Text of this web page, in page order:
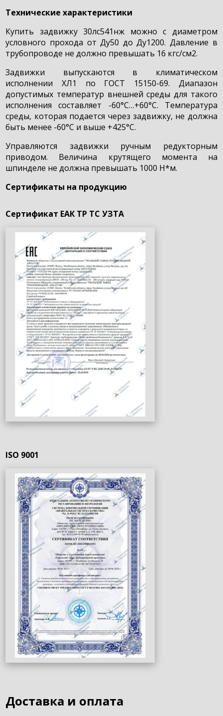
Технические характеристики
Купить задвижку 30лс541нж можно с диаметром
условного прохода от Ду50 до Ду1200. Давление в
трубопроводе не должно превышать 16 кгс/см2.
Задвижки выпускаются в климатическом
исполнении ХЛ1 по ГОСТ 15150-69. Диапазон
допустимых температур внешней среды для такого
исполнения составляет -60°С…+60°С. Температура
среды, которая подается через задвижку, не должна
быть менее -60°С и выше +425°С.
Управляются задвижки ручным редукторным
приводом. Величина крутящего момента на
шпинделе не должна превышать 1000 Н*м.
Сертификаты на продукцию
Сертификат ЕАК ТР ТС УЗТА
ISO 9001
Доставка и оплата